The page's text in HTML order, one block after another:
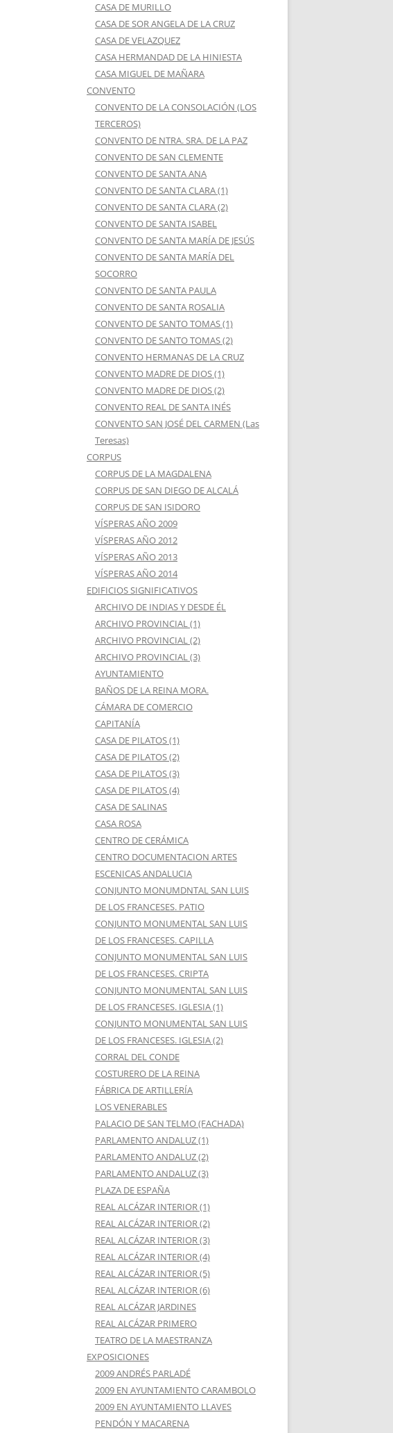
CASA DE MURILLO
CASA DE SOR ANGELA DE LA CRUZ
CASA DE VELAZQUEZ
CASA HERMANDAD DE LA HINIESTA
CASA MIGUEL DE MAÑARA
CONVENTO
CONVENTO DE LA CONSOLACIÓN (LOS
TERCEROS)
CONVENTO DE NTRA. SRA. DE LA PAZ
CONVENTO DE SAN CLEMENTE
CONVENTO DE SANTA ANA
CONVENTO DE SANTA CLARA (1)
CONVENTO DE SANTA CLARA (2)
CONVENTO DE SANTA ISABEL
CONVENTO DE SANTA MARÍA DE JESÚS
CONVENTO DE SANTA MARÍA DEL
SOCORRO
CONVENTO DE SANTA PAULA
CONVENTO DE SANTA ROSALIA
CONVENTO DE SANTO TOMAS (1)
CONVENTO DE SANTO TOMAS (2)
CONVENTO HERMANAS DE LA CRUZ
CONVENTO MADRE DE DIOS (1)
CONVENTO MADRE DE DIOS (2)
CONVENTO REAL DE SANTA INÉS
CONVENTO SAN JOSÉ DEL CARMEN (Las
Teresas)
CORPUS
CORPUS DE LA MAGDALENA
CORPUS DE SAN DIEGO DE ALCALÁ
CORPUS DE SAN ISIDORO
VÍSPERAS AÑO 2009
VÍSPERAS AÑO 2012
VÍSPERAS AÑO 2013
VÍSPERAS AÑO 2014
EDIFICIOS SIGNIFICATIVOS
ARCHIVO DE INDIAS Y DESDE ÉL
ARCHIVO PROVINCIAL (1)
ARCHIVO PROVINCIAL (2)
ARCHIVO PROVINCIAL (3)
AYUNTAMIENTO
BAÑOS DE LA REINA MORA.
CÁMARA DE COMERCIO
CAPITANÍA
CASA DE PILATOS (1)
CASA DE PILATOS (2)
CASA DE PILATOS (3)
CASA DE PILATOS (4)
CASA DE SALINAS
CASA ROSA
CENTRO DE CERÁMICA
CENTRO DOCUMENTACION ARTES
ESCENICAS ANDALUCIA
CONJUNTO MONUMDNTAL SAN LUIS
DE LOS FRANCESES. PATIO
CONJUNTO MONUMENTAL SAN LUIS
DE LOS FRANCESES. CAPILLA
CONJUNTO MONUMENTAL SAN LUIS
DE LOS FRANCESES. CRIPTA
CONJUNTO MONUMENTAL SAN LUIS
DE LOS FRANCESES. IGLESIA (1)
CONJUNTO MONUMENTAL SAN LUIS
DE LOS FRANCESES. IGLESIA (2)
CORRAL DEL CONDE
COSTURERO DE LA REINA
FÁBRICA DE ARTILLERÍA
LOS VENERABLES
PALACIO DE SAN TELMO (FACHADA)
PARLAMENTO ANDALUZ (1)
PARLAMENTO ANDALUZ (2)
PARLAMENTO ANDALUZ (3)
PLAZA DE ESPAÑA
REAL ALCÁZAR INTERIOR (1)
REAL ALCÁZAR INTERIOR (2)
REAL ALCÁZAR INTERIOR (3)
REAL ALCÁZAR INTERIOR (4)
REAL ALCÁZAR INTERIOR (5)
REAL ALCÁZAR INTERIOR (6)
REAL ALCÁZAR JARDINES
REAL ALCÁZAR PRIMERO
TEATRO DE LA MAESTRANZA
EXPOSICIONES
2009 ANDRÉS PARLADÉ
2009 EN AYUNTAMIENTO CARAMBOLO
2009 EN AYUNTAMIENTO LLAVES
PENDÓN Y MACARENA